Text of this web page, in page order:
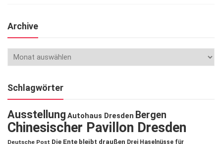
Archive
Schlagwörter
Ausstellung Autohaus Dresden Bergen
Chinesischer Pavillon Dresden
Deutsche Post Die Ente bleibt draußen Drei Haselnüsse für